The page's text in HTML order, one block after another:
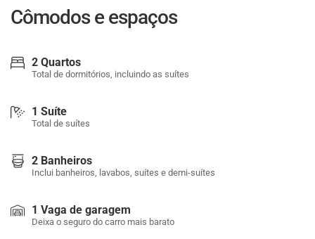
Cômodos e espaços
2 Quartos
Total de dormitórios, incluindo as suítes
1 Suíte
Total de suítes
2 Banheiros
Inclui banheiros, lavabos, suítes e demi-suítes
1 Vaga de garagem
Deixa o seguro do carro mais barato